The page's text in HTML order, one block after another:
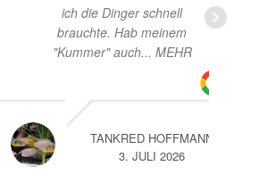
ich die Dinger schnell
brauchte. Hab meinem
"Kummer" auch... MEHR
TANKRED HOFFMANN
3. JULI 2026